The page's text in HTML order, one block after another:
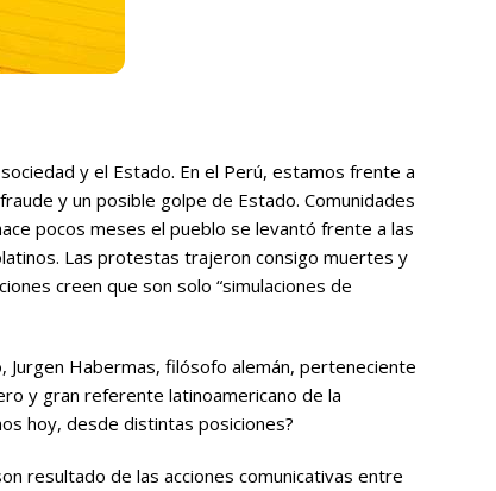
y el Estado. En el Perú, estamos frente a
y un posible golpe de Estado. Comunidades
pocos meses el pueblo se levantó frente a las
Las protestas trajeron consigo muertes y
creen que son solo “simulaciones de
Habermas, filósofo alemán, perteneciente
y gran referente latinoamericano de la
hoy, desde distintas posiciones?
resultado de las acciones comunicativas entre